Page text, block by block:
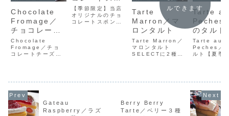
Chocolate
Fromage／
チョコレート
チーズタルト
Chocolate
Fromage／チョ
コレートチーズタ
焼き上げました。
チーズをふんだん
に使用しているた
め、ホールでご注
ロベリーショ
ートケーキ
【季節限定】当店
オリジナルのチョ
コレートスポンジ
苺を使用しており
る...
Tarte
Marron／マ
ロンタルト
Tarte Marron／
マロンタルト
SELECTに2種類
食べ応えのあるモ
ンブラン。チョコ
レートカスタード
Tarte
Peches
のタルト
Tarte aux
Peches／
ルト【夏季
サクのタル
み合わせ！
です！！当
のデコレー
ルできます
Gateau
Raspberry／ラズ
Berry Berry
Tarte／ベリー３種